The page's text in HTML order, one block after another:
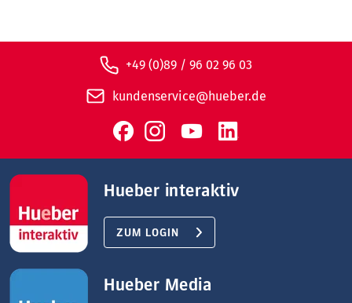
+49 (0)89 / 96 02 96 03
kundenservice@hueber.de
Hueber interaktiv
ZUM LOGIN
Hueber Media